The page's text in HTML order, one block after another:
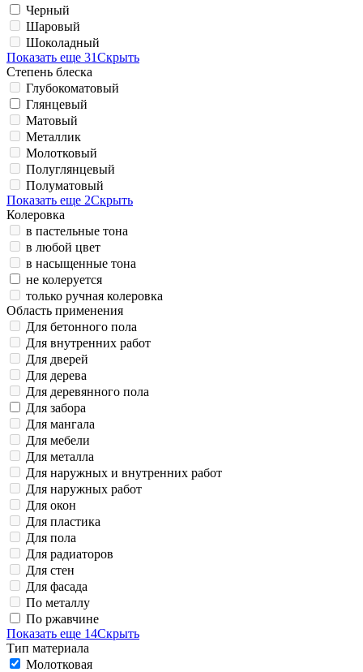
Черный
Шаровый
Шоколадный
Показать еще 31Скрыть
Степень блеска
Глубокоматовый
Глянцевый
Матовый
Металлик
Молотковый
Полуглянцевый
Полуматовый
Показать еще 2Скрыть
Колеровка
в пастельные тона
в любой цвет
в насыщенные тона
не колеруется
только ручная колеровка
Область применения
Для бетонного пола
Для внутренних работ
Для дверей
Для дерева
Для деревянного пола
Для забора
Для мангала
Для мебели
Для металла
Для наружных и внутренних работ
Для наружных работ
Для окон
Для пластика
Для пола
Для радиаторов
Для стен
Для фасада
По металлу
По ржавчине
Показать еще 14Скрыть
Тип материала
Молотковая